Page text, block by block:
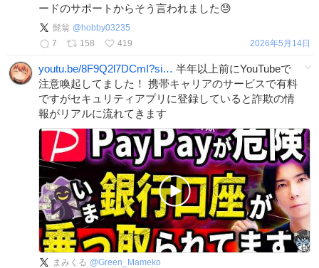
ードのサポートからそう言われました😓
髭翁 @ hobby03235
7
158 419 2026年5月14日
youtu.be/8F9Q2l7DCmI?si… 半年以上前にYouTubeで
注意喚起してました！ 携帯キャリアのサービスで有料
ですがセキュリティアプリに登録していると詐欺の情
報がリアルに流れてきます
まみくる @Green_Mameko